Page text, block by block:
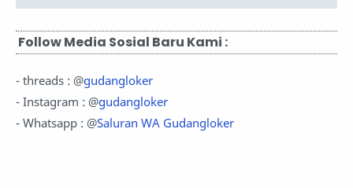
Follow Media Sosial Baru Kami :
- threads : @gudangloker
- Instagram : @gudangloker
- Whatsapp : @Saluran WA Gudangloker